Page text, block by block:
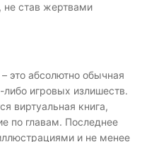
не став жертвами
это абсолютно обычная
либо игровых излишеств.
виртуальная книга,
по главам. Последнее
и не менее